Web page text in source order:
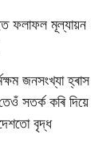
ফলাফল মূল্যায়ন
জনসংখ্যা হ্ৰাস
সতৰ্ক কৰি দিয়ে
বৃদ্ধ